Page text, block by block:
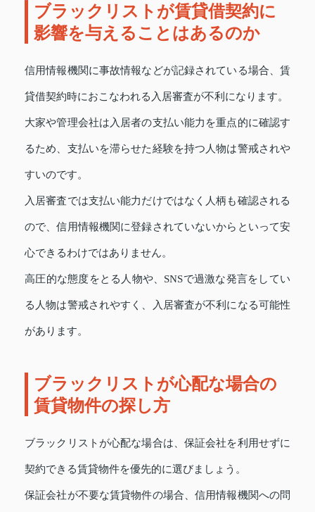
ブラックリストが賃貸借契約に
影響を与えることはあるのか
信用情報機関に事故情報などが記録されている場合、賃
貸借契約時におこなわれる入居審査が不利になります。
大家や管理会社は入居者の支払い能力を重点的に確認す
るため、支払いを滞らせた経験を持つ人物は警戒されや
すいのです。
入居審査では支払い能力だけではなく人柄も確認される
ので、信用情報機関に登録されていないからといって安
心できるわけではありません。
高圧的な態度をとる人物や、SNSで過激な発言をしてい
る人物は警戒されやすく、入居審査が不利になる可能性
があります。
ブラックリストが心配な場合の
賃貸物件の探し方
ブラックリストが心配な場合は、保証会社を利用せずに
契約できる賃貸物件を優先的に選びましょう。
保証会社が不要な賃貸物件の場合、信用情報機関への問